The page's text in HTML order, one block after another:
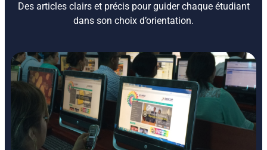
Des articles clairs et précis pour guider chaque étudiant
dans son choix d’orientation.